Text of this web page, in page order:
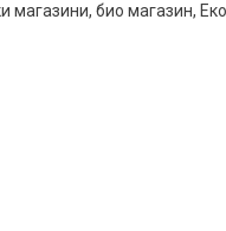
био магазин,